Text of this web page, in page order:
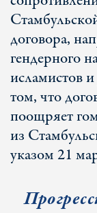
договора,
гендерного
исламистов
том, что
поощряет
из
указом 21